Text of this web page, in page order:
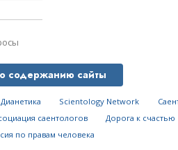
содержанию сайты
Дианетика Scientology Network
саентологов
Дорога к счастью
по правам человека